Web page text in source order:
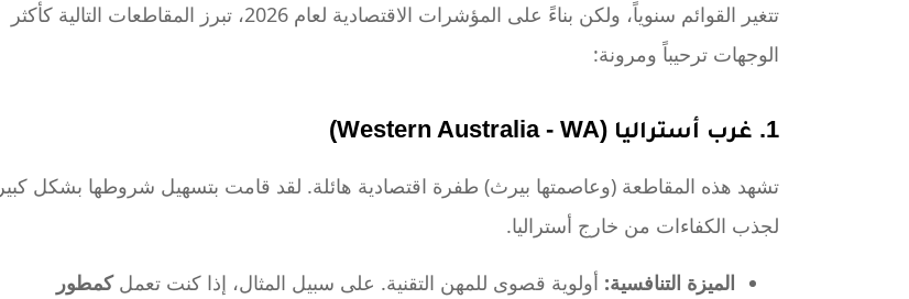
تتغير القوائم سنوياً، ولكن بناءً على المؤشرات الاقتصادية لعام 2026، تبرز المقاطعات التالية كأكثر
الوجهات ترحيباً ومرونة:
1. غرب أستراليا (Western Australia - WA)
تشهد هذه المقاطعة (وعاصمتها بيرث) طفرة اقتصادية هائلة. لقد قامت بتسهيل شروطها بشكل كبير
لجذب الكفاءات من خارج أستراليا.
الميزة التنافسية: أولوية قصوى للمهن التقنية. على سبيل المثال، إذا كنت تعملكمطور